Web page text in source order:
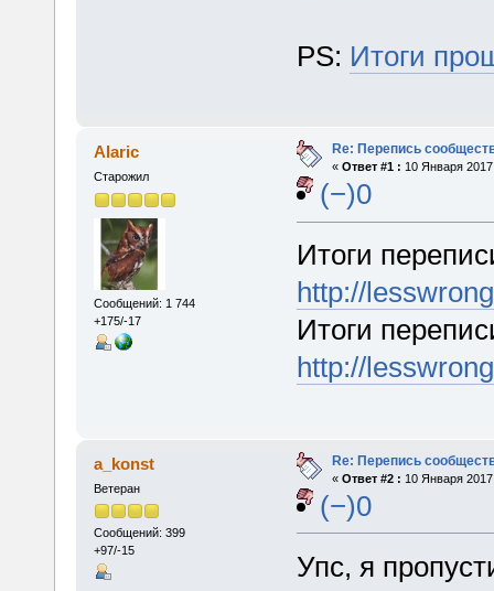
PS: Итоги
Alaric
Старожил
Сообщений: 1 744
+175/-17
Re: Перепись
« Ответ #1 : 10 Января
(−)0
Итоги
http://
Итоги
http://
a_konst
Ветеран
Сообщений: 399
+97/-15
Re: Перепись
« Ответ #2 : 10 Января
(−)0
Упс, я